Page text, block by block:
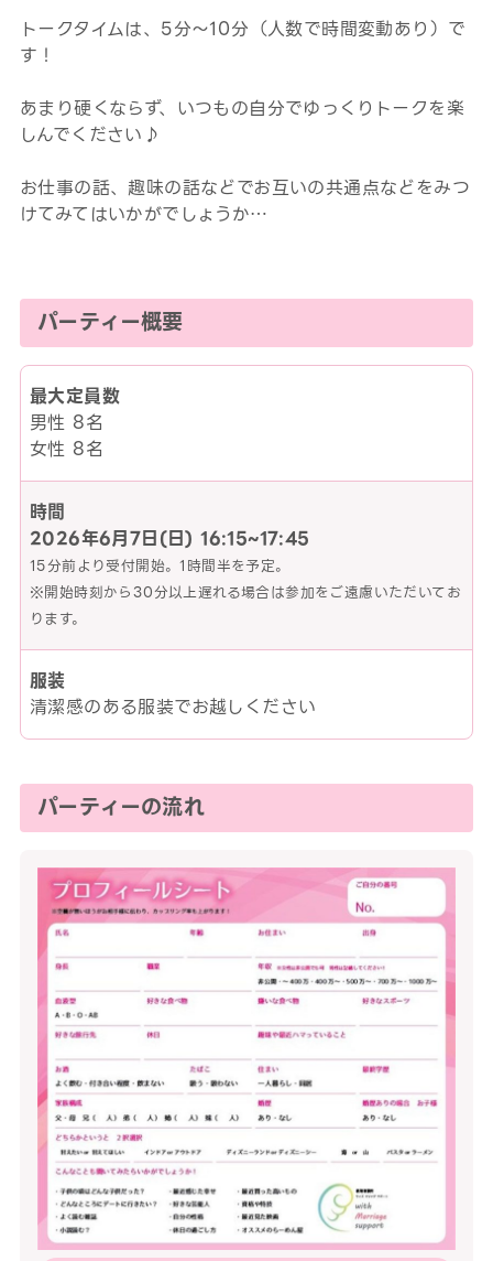
トークタイムは、5分～10分（人数で時間変動あり）で
す！
あまり硬くならず、いつもの自分でゆっくりトークを楽
しんでください♪
お仕事の話、趣味の話などでお互いの共通点などをみつ
けてみてはいかがでしょうか…
パーティー概要
最大定員数
男性 8名
女性 8名
時間
2026年6月7日(日)16:15~17:45
15分前より受付開始。1時間半を予定。
※開始時刻から30分以上遅れる場合は参加をご遠慮いただいてお
ります。
服装
清潔感のある服装でお越しください
パーティーの流れ